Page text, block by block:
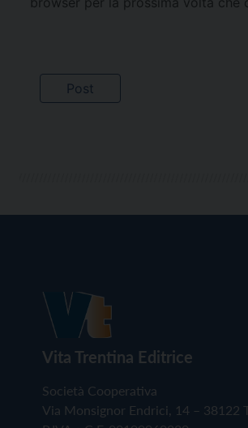
Vita Trentina Editrice
Società Cooperativa
Via Monsignor Endrici, 14 – 38122